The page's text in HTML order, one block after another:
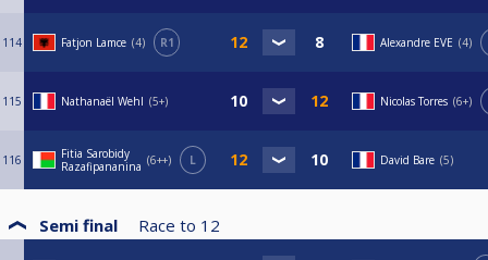
114 Fatjon Lamce 4 R1 Alexandre EVE 4
115 Nathanaël Wehl 5+ Nicolas Torres 6+
116
Fitia Sarobidy
Razafipananina
6++ L David Bare 5
Semi final Race to 12